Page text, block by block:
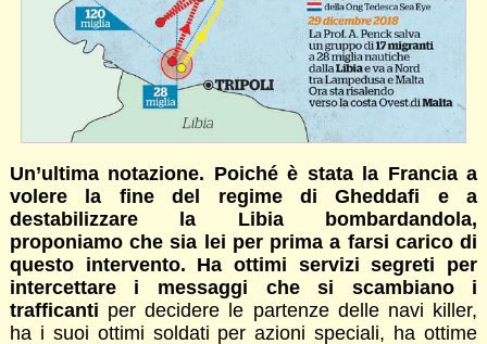
Un’ultima notazione. Poiché è stata la Francia a
volere la fine del regime di Gheddafi e a
destabilizzare la Libia bombardandola,
proponiamo che sia lei per prima a farsi carico di
questo intervento. Ha ottimi servizi segreti per
intercettare i messaggi che si scambiano i
trafficanti per decidere le partenze delle navi killer,
ha i suoi ottimi soldati per azioni speciali, ha ottime